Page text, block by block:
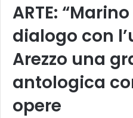
ARTE:
dialogo con
Arezzo una
antologica
opere